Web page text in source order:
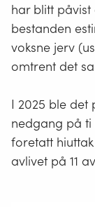
har blitt
bestanden
voksne jerv
omtrent det
I 2025 ble det
nedgang på ti
foretatt
avlivet på 11